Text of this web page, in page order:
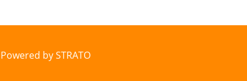
Powered by STRATO